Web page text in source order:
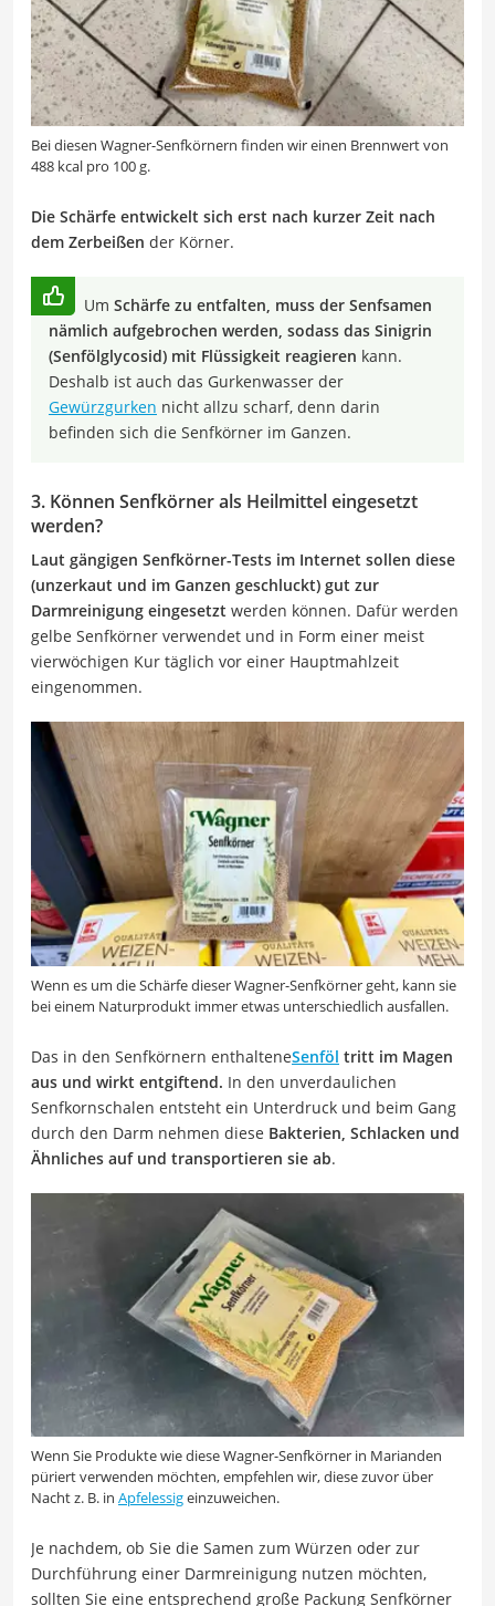
Bei diesen Wagner-Senfkörnern finden wir einen Brennwert von
488 kcal pro 100 g.
Die Schärfe entwickelt sich erst nach kurzer Zeit nach
dem Zerbeißen der Körner.
Um Schärfe zu entfalten, muss der Senfsamen
nämlich aufgebrochen werden, sodass das Sinigrin
(Senfölglycosid) mit Flüssigkeit reagieren kann.
Deshalb ist auch das Gurkenwasser der
Gewürzgurken nicht allzu scharf, denn darin
befinden sich die Senfkörner im Ganzen.
3. Können Senfkörner als Heilmittel eingesetzt
werden?
Laut gängigen Senfkörner-Tests im Internet sollen diese
(unzerkaut und im Ganzen geschluckt) gut zur
Darmreinigung eingesetzt werden können. Dafür werden
gelbe Senfkörner verwendet und in Form einer meist
vierwöchigen Kur täglich vor einer Hauptmahlzeit
eingenommen.
Wenn es um die Schärfe dieser Wagner-Senfkörner geht, kann sie
bei einem Naturprodukt immer etwas unterschiedlich ausfallen.
Das in den Senfkörnern enthalteneSenföl tritt im Magen
aus und wirkt entgiftend. In den unverdaulichen
Senfkornschalen entsteht ein Unterdruck und beim Gang
durch den Darm nehmen diese Bakterien, Schlacken und
Ähnliches auf und transportieren sie ab.
Wenn Sie Produkte wie diese Wagner-Senfkörner in Marianden
püriert verwenden möchten, empfehlen wir, diese zuvor über
Nacht z. B. in Apfelessigeinzuweichen.
Je nachdem, ob Sie die Samen zum Würzen oder zur
Durchführung einer Darmreinigung nutzen möchten,
sollten Sie eine entsprechend große Packung Senfkörner